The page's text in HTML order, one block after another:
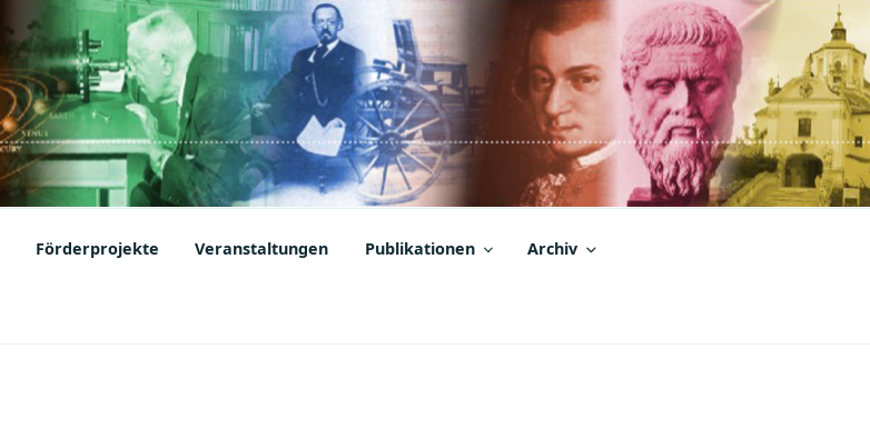
Förderprojekte Veranstaltungen Publikationen Archiv